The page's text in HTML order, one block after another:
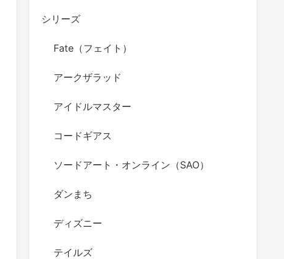
シリーズ
Fate（フェイト）
アークザラッド
アイドルマスター
コードギアス
ソードアート・オンライン（SAO）
ダンまち
ディズニー
テイルズ